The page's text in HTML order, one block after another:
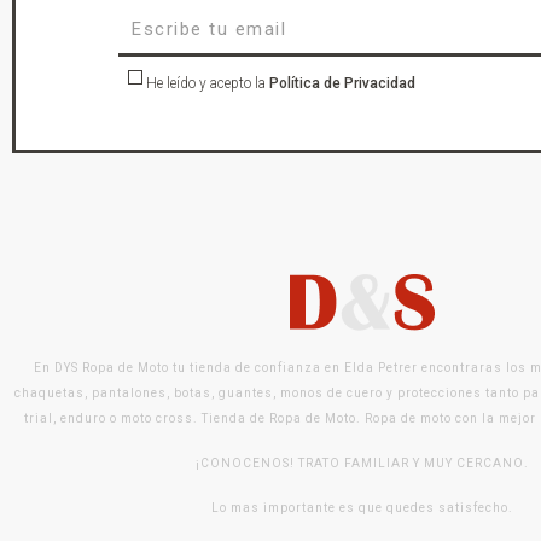
He leído y acepto la Política de Privacidad
En DYS Ropa de Moto tu tienda de confianza en Elda Petrer encontraras los
chaquetas, pantalones, botas, guantes, monos de cuero y protecciones tanto
trial, enduro o moto cross. Tienda de Ropa de Moto. Ropa de moto con la
¡CONOCENOS! TRATO FAMILIAR Y MUY CERCANO.
Lo mas importante es que quedes satisfecho.